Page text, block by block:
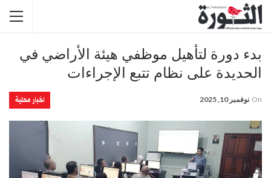
بدء دورة لتأهيل موظفي هيئة الأراضي في
الحديدة على نظام تتبع الإجراءات
اخبار محلية On نوفمبر 10, 2025